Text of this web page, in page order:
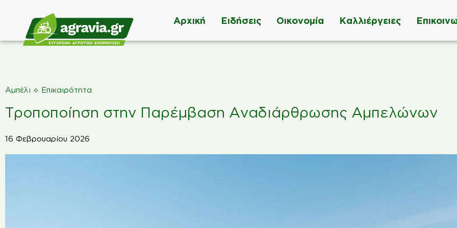
Αρχική Ειδήσεις Οικονομία Καλλιέργειες
Αμπέλι ⟡ Επικαιρότητα
Τροποποίηση στην Παρέμβαση Αναδιάρθρωσης Αμπελώνων
16 Φεβρουαρίου 2026